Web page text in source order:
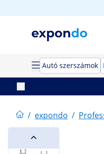
Autó szerszámok
/ expondo /